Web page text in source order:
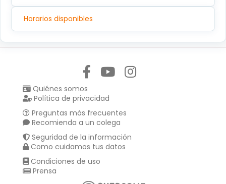
Horarios disponibles
Quiénes somos
Política de privacidad
Preguntas más frecuentes
Recomienda a un colega
Seguridad de la información
Como cuidamos tus datos
Condiciones de uso
Prensa